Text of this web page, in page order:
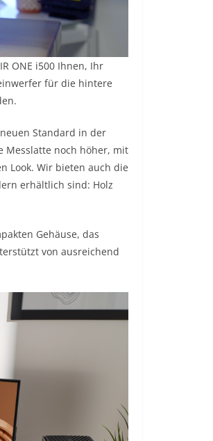
ONE i500 Ihnen, Ihr
für die hintere
Standard in der
Messlatte noch höher, mit
Look. Wir bieten auch die
erhältlich sind: Holz
Gehäuse, das
von ausreichend